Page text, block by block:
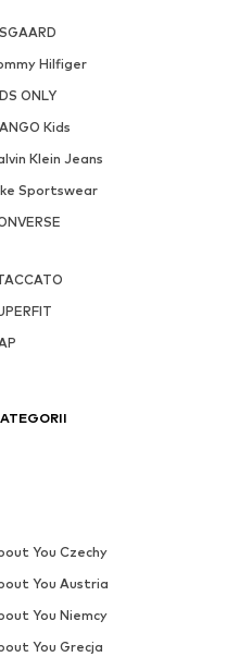
Hilfiger
ONLY
Kids
Klein Jeans
Sportswear
You Czechy
You Austria
You Niemcy
You Grecja